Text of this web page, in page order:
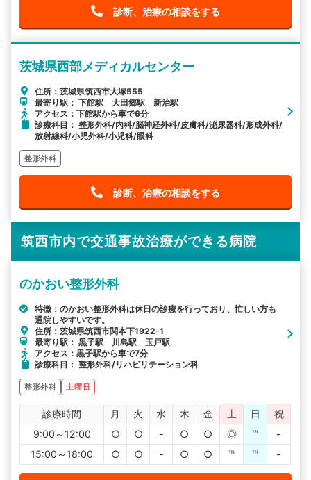
診断、治療の相談をする
茨城県西部メディカルセンター
住所：茨城県筑西市大塚555
最寄り駅： 下館駅 大田郷駅 新治駅
アクセス：下館駅から車で6分
診療科目： 整形外科/内科/脳神経外科/皮膚科/泌尿器科/形成外科/
放射線科/小児外科/小児科/眼科
整形外科
診断、治療の相談をする
筑西市内で交通事故治療ができる病院
のかおい整形外科
特徴：のかおい整形外科は休日の診療を行っており、忙しい方も
通院しやすいです。
住所：茨城県筑西市関本下1922-1
最寄り駅： 黒子駅 川島駅 玉戸駅
アクセス：黒子駅から車で7分
診療科目： 整形外科/リハビリテーション科
整形外科 土曜日
診療時間 月 火 水 木 金 土 日
祝
9:00～12:00
○ ○ - ○ ○ ◎ ℡
-
15:00～18:00
○ ○ - ○ ○ ℡ ℡ -